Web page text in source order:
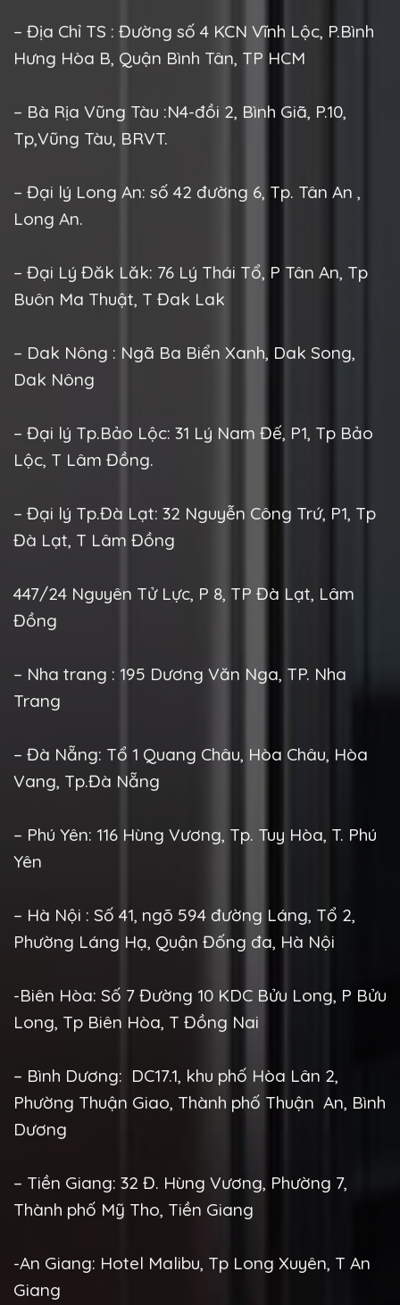
– Địa Chỉ TS : Đường số 4 KCN Vĩnh Lộc, P.Bình
Hưng Hòa B, Quận Bình Tân, TP HCM
– Bà Rịa Vũng Tàu :N4-đồi 2, Bình Giã, P.10,
Tp,Vũng Tàu, BRVT.
– Đại lý Long An: số 42 đường 6, Tp. Tân An ,
Long An.
– Đại Lý Đăk Lăk: 76 Lý Thái Tổ, P Tân An, Tp
Buôn Ma Thuật, T Đak Lak
– Dak Nông : Ngã Ba Biển Xanh, Dak Song,
Dak Nông
– Đại lý Tp.Bảo Lộc: 31 Lý Nam Đế, P1, Tp Bảo
Lộc, T Lâm Đồng.
– Đại lý Tp.Đà Lạt: 32 Nguyễn Công Trứ, P1, Tp
Đà Lạt, T Lâm Đồng
447/24 Nguyên Tử Lực, P 8, TP Đà Lạt, Lâm
Đồng
– Nha trang : 195 Dương Văn Nga, TP. Nha
Trang
– Đà Nẵng: Tổ 1 Quang Châu, Hòa Châu, Hòa
Vang, Tp.Đà Nẵng
– Phú Yên: 116 Hùng Vương, Tp. Tuy Hòa, T. Phú
Yên
– Hà Nội : Số 41, ngõ 594 đường Láng, Tổ 2,
Phường Láng Hạ, Quận Đống đa, Hà Nội
-Biên Hòa: Số 7 Đường 10 KDC Bửu Long, P Bửu
Long, Tp Biên Hòa, T Đồng Nai
– Bình Dương: DC17.1, khu phố Hòa Lân 2,
Phường Thuận Giao, Thành phố Thuận An, Bình
Dương
– Tiền Giang: 32 Đ. Hùng Vương, Phường 7,
Thành phố Mỹ Tho, Tiền Giang
-An Giang: Hotel Malibu, Tp Long Xuyên, T An
Giang